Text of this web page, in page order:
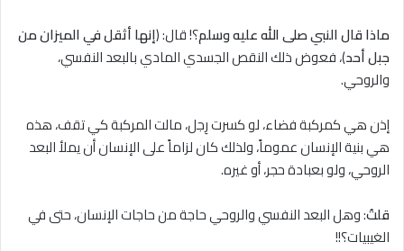
ماذا قال النبي صلى الله عليه وسلم؟! قال: (إنها أثقل في الميزان من
جبل أحد)، فعوض ذلك النقص الجسدي المادي بالبعد النفسي،
والروحي.
إذن هي كمركبة فضاء، لو كسرت رِجل، مالت المركبة كي تقف، هذه
هي بنية الإنسان عموماً، ولذلك كان لزاماً على الإنسان أن يملأ البعد
الروحي، ولو بعبادة حجر، أو غيره.
قلتُ: وهل البعد النفسي والروحي حاجة من حاجات الإنسان، حتى في
الغيبيات؟!!